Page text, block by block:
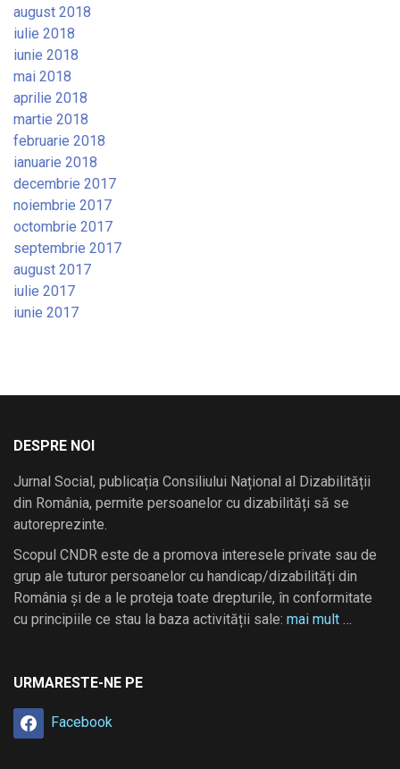
august 2018
iulie 2018
iunie 2018
mai 2018
aprilie 2018
martie 2018
februarie 2018
ianuarie 2018
decembrie 2017
noiembrie 2017
octombrie 2017
septembrie 2017
august 2017
iulie 2017
iunie 2017
DESPRE NOI
Jurnal Social, publicația Consiliului Național al Dizabilității
din România, permite persoanelor cu dizabilități să se
autoreprezinte.
Scopul CNDR este de a promova interesele private sau de
grup ale tuturor persoanelor cu handicap/dizabilități din
România și de a le proteja toate drepturile, în conformitate
cu principiile ce stau la baza activității sale: mai mult …
URMARESTE-NE PE
Facebook